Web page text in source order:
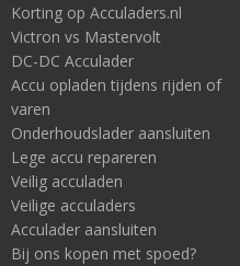
Korting op Acculaders.nl
Victron vs Mastervolt
DC-DC Acculader
Accu opladen tijdens rijden of
varen
Onderhoudslader aansluiten
Lege accu repareren
Veilig acculaden
Veilige acculaders
Acculader aansluiten
Bij ons kopen met spoed?